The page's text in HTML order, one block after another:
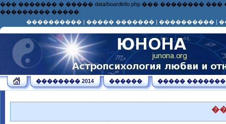
��� ������� � ����� data/boardinfo.php ���
��������� �����.
���������� | ����� ������� | ���������� |
�������� 2014 ������ ����� �������